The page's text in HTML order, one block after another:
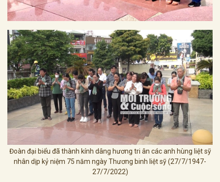
Đoàn đại biểu đã thành kính dâng hương tri ân các anh hùng liệt sỹ
nhân dịp kỷ niệm 75 năm ngày Thương binh liệt sỹ (27/7/1947-
27/7/2022)